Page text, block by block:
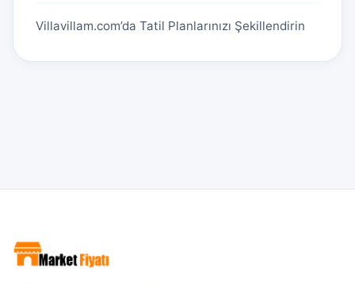
Villavillam.com’da Tatil Planlarınızı Şekillendirin